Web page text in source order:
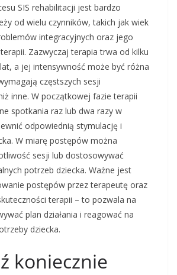
SIS rehabilitacji jest bardzo
od wielu czynników, takich jak wiek
integracyjnych oraz jego
Zazwyczaj terapia trwa od kilku
a jej intensywność może być różna
częstszych sesji
inne. W początkowej fazie terapii
spotkania raz lub dwa razy w
odpowiednią stymulację i
W miarę postępów można
sesji lub dostosowywać
potrzeb dziecka. Ważne jest
postępów przez terapeutę oraz
terapii – to pozwala na
plan działania i reagować na
dziecka.
koniecznie